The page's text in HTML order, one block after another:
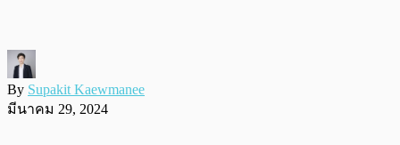
By Supakit Kaewmanee
มีนาคม 29, 2024